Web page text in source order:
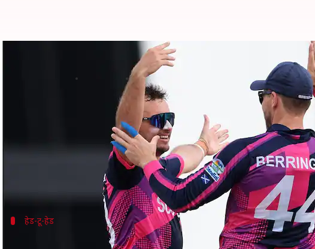
टी-20 विश्व कप 2024: ओमान बनाम
07:11 pm
टी-20 विश्व कप 2024के 20वें मैच में ओमान क्रिकेट टीमका सामना
स्कॉटलैंड ने अब तक 1 मैच जीता है और 1 में ही हार झेली है, जबकि
ग्रुप-B में मौजूद ओमान अपनी पहली जीत दर्ज करना चाहेगी।
हेड-टू-हेड
ओमान के खिलाफ अजेय रही है स्कॉटलैंड की टीम